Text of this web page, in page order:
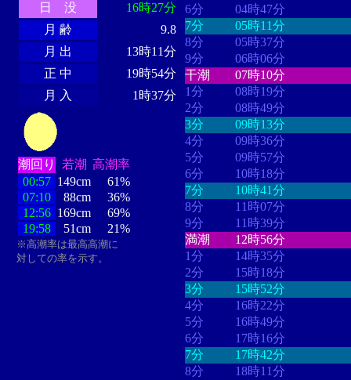
日 没
16時27分
月 齢
9.8
月 出
13時11分
正 中
19時54分
月 入
1時37分
潮回り 若潮 高潮率
00:57 149cm
61%
07:10
88cm
36%
12:56 169cm
69%
19:58
51cm 21%
※高潮率は最高高潮に
対しての率を示す。
6分
04時47分
7分
05時11分
8分
05時37分
9分
06時06分
干潮
07時10分
1分
08時19分
2分
08時49分
3分
09時13分
4分
09時36分
5分
09時57分
6分
10時18分
7分
10時41分
8分
11時07分
9分
11時39分
満潮
12時56分
1分
14時35分
2分
15時18分
3分
15時52分
4分
16時22分
5分
16時49分
6分
17時16分
7分
17時42分
8分
18時11分